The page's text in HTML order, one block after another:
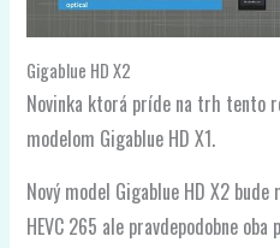
Gigablue HD X2
Novinka ktorá príde na trh tento
modelom Gigablue HD X1.
Nový model Gigablue HD X2
HEVC 265 ale pravdepodobne